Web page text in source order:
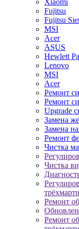
Xiaomi
Fujitsu
Fujitsu
MSI
Acer
ASUS
Hewlett
Lenovo
MSI
Acer
Ремонт
Ремонт
Upgrade
Замена
Замена
Ремонт
Чистка
Чистка
Ремонт
Ремонт